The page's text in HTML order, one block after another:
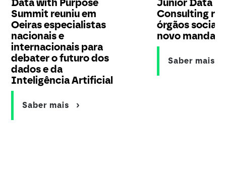
Summit reuniu em
Oeiras especialistas
nacionais e
internacionais para
debater o futuro dos
dados e da
Inteligência Artificial
Saber mais
Consulting
órgãos
novo mandato
Saber mais